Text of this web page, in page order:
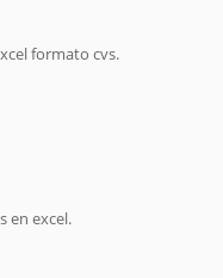
formato cvs.
en excel.